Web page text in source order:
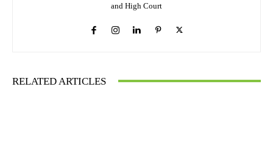
and High Court
RELATED ARTICLES